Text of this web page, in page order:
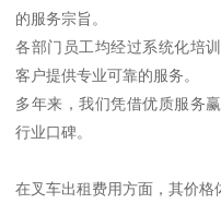
的服务宗旨。
各部门员工均经过系统化培
客户提供专业可靠的服务。
多年来，我们凭借优质服务
行业口碑。
在叉车出租费用方面，其价格